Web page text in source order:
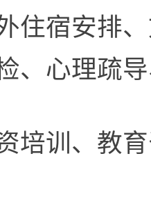
住宿安排
、心理疏
培训、教